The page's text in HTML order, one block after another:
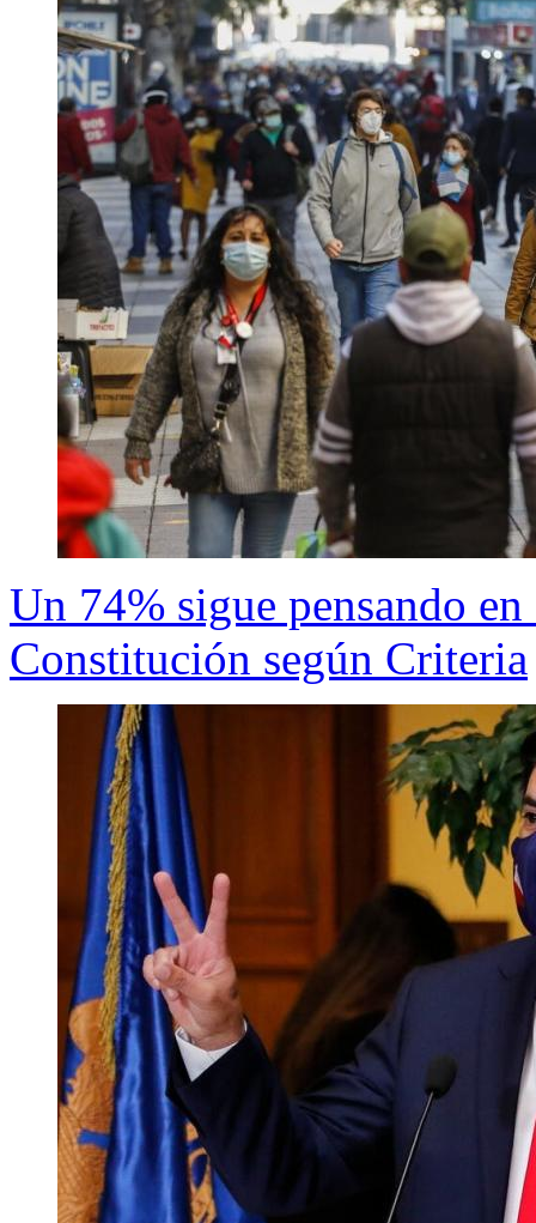
Un 74% sigue pensando
Constitución según Criteria